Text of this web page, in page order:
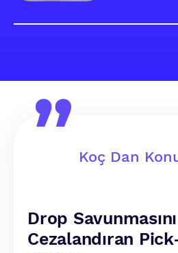
Koç Dan
Drop Savunmasını
Cezalandıran